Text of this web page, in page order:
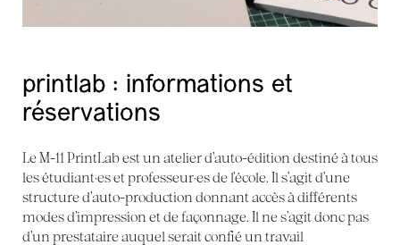
printlab : informations et
réservations
Le M-11 PrintLab est un atelier d’auto-édition destiné à tous
les étudiant·es et professeur·es de l’école. Il s’agit d’une
structure d’auto-production donnant accès à différents
modes d’impression et de façonnage. Il ne s’agit donc pas
d’un prestataire auquel serait confié un travail